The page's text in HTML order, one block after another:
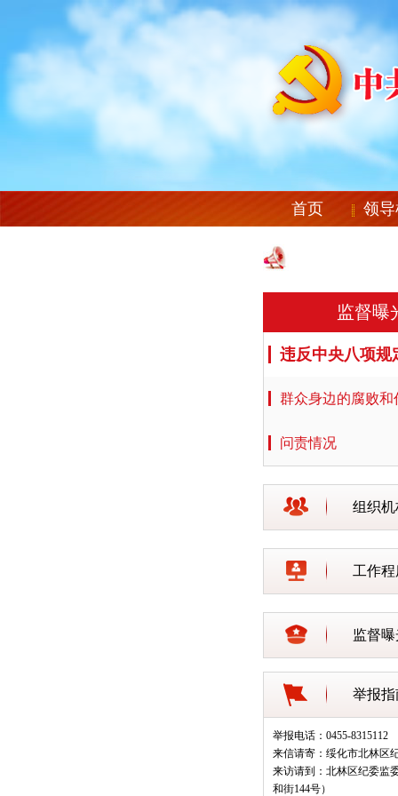
首页 领
监督曝
违反中央八项规
群众身边的腐败和
问责情况
组织机
工作
监督
举报指
举报电话：0455-8315112
来信请寄：绥化市北林区
来访请到：北林区纪委监
和街144号）